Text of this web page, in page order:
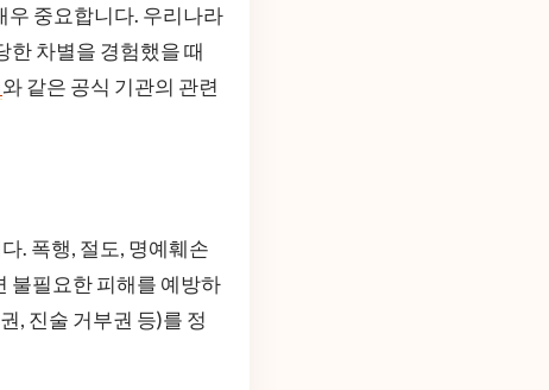
우 중요합니다. 우리나라
한 차별을 경험했을 때
와 같은 공식 기관의 관련
. 폭행, 절도, 명예훼손
불필요한 피해를 예방하
, 진술 거부권 등)를 정